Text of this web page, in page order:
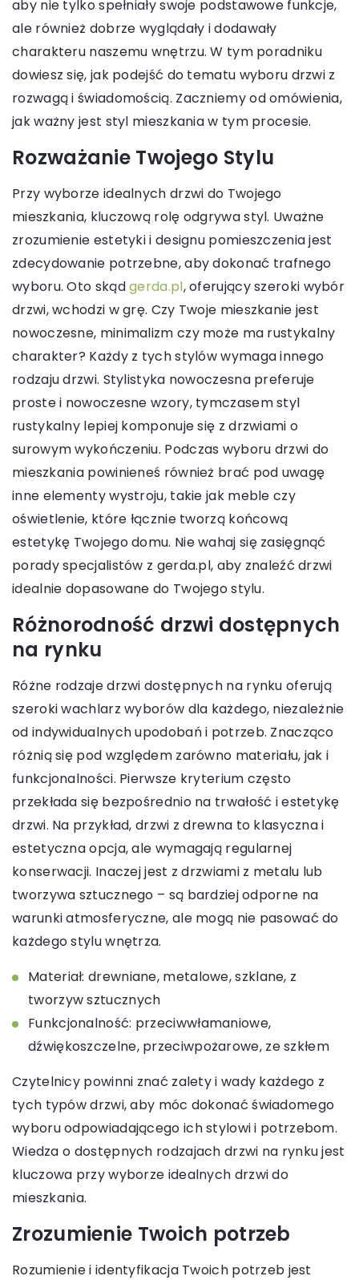
aby nie tylko spełniały swoje podstawowe funkcje,
ale również dobrze wyglądały i dodawały
charakteru naszemu wnętrzu. W tym poradniku
dowiesz się, jak podejść do tematu wyboru drzwi z
rozwagą i świadomością. Zaczniemy od omówienia,
jak ważny jest styl mieszkania w tym procesie.
Rozważanie Twojego Stylu
Przy wyborze idealnych drzwi do Twojego
mieszkania, kluczową rolę odgrywa styl. Uważne
zrozumienie estetyki i designu pomieszczenia jest
zdecydowanie potrzebne, aby dokonać trafnego
wyboru. Oto skądgerda.pl, oferujący szeroki wybór
drzwi, wchodzi w grę. Czy Twoje mieszkanie jest
nowoczesne, minimalizm czy może ma rustykalny
charakter? Każdy z tych stylów wymaga innego
rodzaju drzwi. Stylistyka nowoczesna preferuje
proste i nowoczesne wzory, tymczasem styl
rustykalny lepiej komponuje się z drzwiami o
surowym wykończeniu. Podczas wyboru drzwi do
mieszkania powinieneś również brać pod uwagę
inne elementy wystroju, takie jak meble czy
oświetlenie, które łącznie tworzą końcową
estetykę Twojego domu. Nie wahaj się zasięgnąć
porady specjalistów z gerda.pl, aby znaleźć drzwi
idealnie dopasowane do Twojego stylu.
Różnorodność drzwi dostępnych
na rynku
Różne rodzaje drzwi dostępnych na rynku oferują
szeroki wachlarz wyborów dla każdego, niezależnie
od indywidualnych upodobań i potrzeb. Znacząco
różnią się pod względem zarówno materiału, jak i
funkcjonalności. Pierwsze kryterium często
przekłada się bezpośrednio na trwałość i estetykę
drzwi. Na przykład, drzwi z drewna to klasyczna i
estetyczna opcja, ale wymagają regularnej
konserwacji. Inaczej jest z drzwiami z metalu lub
tworzywa sztucznego – są bardziej odporne na
warunki atmosferyczne, ale mogą nie pasować do
każdego stylu wnętrza.
Materiał: drewniane, metalowe, szklane, z
tworzyw sztucznych
Funkcjonalność: przeciwwłamaniowe,
dźwiękoszczelne, przeciwpożarowe, ze szkłem
Czytelnicy powinni znać zalety i wady każdego z
tych typów drzwi, aby móc dokonać świadomego
wyboru odpowiadającego ich stylowi i potrzebom.
Wiedza o dostępnych rodzajach drzwi na rynku jest
kluczowa przy wyborze idealnych drzwi do
mieszkania.
Zrozumienie Twoich potrzeb
Rozumienie i identyfikacja Twoich potrzeb jest